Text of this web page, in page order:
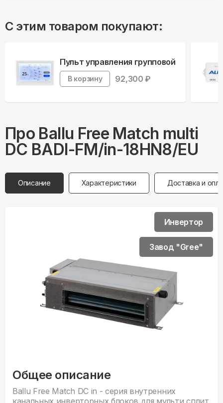
С этим товаром покупают:
Пульт управления групповой
В корзину 92,300 ₽
Про Ballu Free Match multi
DC BADI-FM/in-18HN8/EU
Описание Характеристики Доставка и
Общее описание
Ballu Free Match DC in - серия внутренних
Инвертор
Завод "Gree"